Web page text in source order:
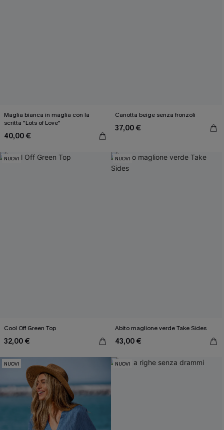
Maglia bianca in maglia con la
scritta "Lots of Love"
40,00 €
Canotta beige senza fronzoli
37,00 €
NUOVI
Cool Off Green Top
32,00 €
NUOVI
Abito maglione verde Take Sides
43,00 €
NUOVI NUOVI